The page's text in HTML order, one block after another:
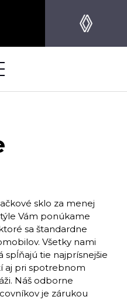
sklo za menej
Vám ponúkame
sa štandardne
Všetky nami
spĺňajú tie najprísnejšie
aj pri spotrebnom
Náš odborne
je zárukou